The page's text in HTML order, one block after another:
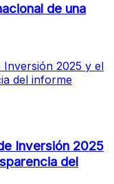
de una
Inversión 2025
del